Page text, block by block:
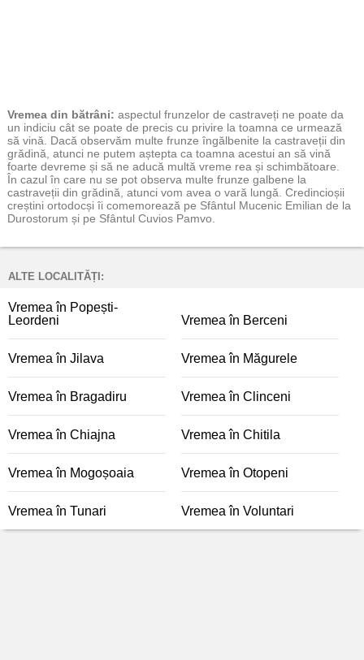
Vremea din bătrâni: aspectul frunzelor de castraveți ne poate da
un indiciu cât se poate de precis cu privire la toamna ce urmează
să vină. Dacă observăm multe frunze îngălbenite la castraveții din
grădină, atunci ne putem aștepta ca toamna acestui an să vină
foarte devreme și să ne aducă multă vreme rea și schimbătoare.
În cazul în care nu se pot observa multe frunze galbene la
castraveții din grădină, atunci vom avea o vară lungă. Credincioșii
creștini ortodocși îi comemorează pe Sfântul Mucenic Emilian de la
Durostorum și pe Sfântul Cuvios Pamvo.
ALTE LOCALITĂȚI:
Vremea în Popești-
Leordeni
Vremea în Berceni
Vremea în Jilava Vremea în Măgurele
Vremea în Bragadiru Vremea în Clinceni
Vremea în Chiajna Vremea în Chitila
Vremea în Mogoșoaia Vremea în Otopeni
Vremea în Tunari Vremea în Voluntari